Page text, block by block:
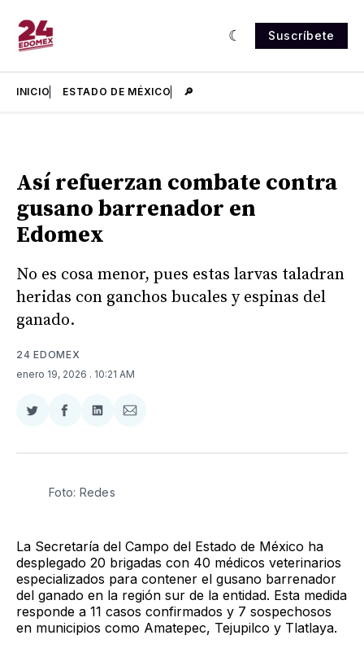
Suscríbete
INICIO ESTADO DE MÉXICO 🔎
Así refuerzan combate contra
gusano barrenador en
Edomex
No es cosa menor, pues estas larvas taladran
heridas con ganchos bucales y espinas del
ganado.
24 EDOMEX
enero 19, 2026 . 10:21 AM
Compartir
Twitter
Compartir
Facebook
Compartir
LinkedIn
Compartir
Email
Foto: Redes
La Secretaría del Campo del Estado de México ha
desplegado 20 brigadas con 40 médicos veterinarios
especializados para contener el gusano barrenador
del ganado en la región sur de la entidad. Esta medida
responde a 11 casos confirmados y 7 sospechosos
en municipios como Amatepec, Tejupilco y Tlatlaya.